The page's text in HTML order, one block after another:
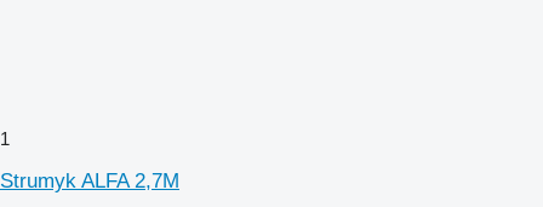
1
Strumyk ALFA 2,7M